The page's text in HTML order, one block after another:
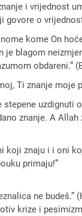
i vrijednost
govore o
kome On
je blagom
obdareni.”
Ti znanje moje
stepene uzdignuti
znanje. A Allah
koji znaju i i oni
primaju!”
ne budeš.”
krize i